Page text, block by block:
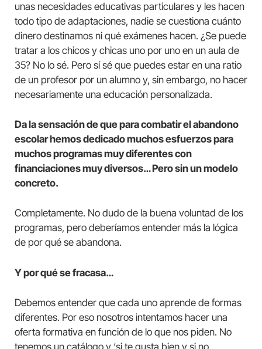
unas necesidades educativas particulares y les hacen
todo tipo de adaptaciones, nadie se cuestiona cuánto
dinero destinamos ni qué exámenes hacen. ¿Se puede
tratar a los chicos y chicas uno por uno en un aula de
35? No lo sé. Pero sí sé que puedes estar en una ratio
de un profesor por un alumno y, sin embargo, no hacer
necesariamente una educación personalizada.
Da la sensación de que para combatir el abandono
escolar hemos dedicado muchos esfuerzos para
muchos programas muy diferentes con
financiaciones muy diversos… Pero sin un modelo
concreto.
Completamente. No dudo de la buena voluntad de los
programas, pero deberíamos entender más la lógica
de por qué se abandona.
Y por qué se fracasa…
Debemos entender que cada uno aprende de formas
diferentes. Por eso nosotros intentamos hacer una
oferta formativa en función de lo que nos piden. No
tenemos un catálogo y ‘si te gusta bien y si no